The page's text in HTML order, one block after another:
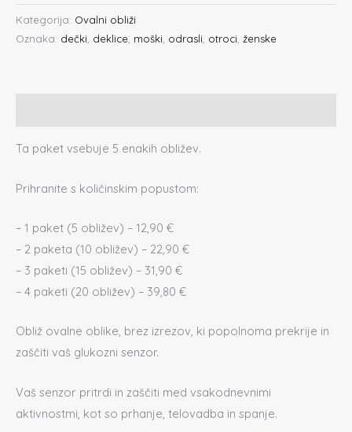
Kategorija: Ovalni obliži
Oznaka: dečki deklice moški odrasli otroci ženske
Ta paket vsebuje 5 enakih obližev.
Prihranite s količinskim popustom:
– 1 paket (5 obližev) – 12,90 €
– 2 paketa (10 obližev) – 22,90 €
– 3 paketi (15 obližev) – 31,90 €
– 4 paketi (20 obližev) – 39,80 €
Obliž ovalne oblike, brez izrezov, ki popolnoma prekrije in
zaščiti vaš glukozni senzor.
Vaš senzor pritrdi in zaščiti med vsakodnevnimi
aktivnostmi, kot so prhanje, telovadba in spanje.